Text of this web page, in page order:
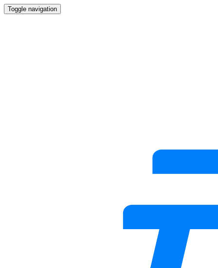
Toggle navigation